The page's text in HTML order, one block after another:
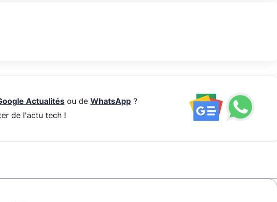
Actualitésou de WhatsApp?
de l'actu tech !